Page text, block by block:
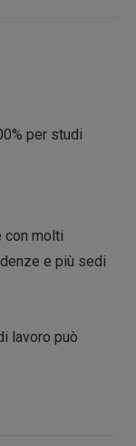
per studi
con molti
e più sedi
lavoro può